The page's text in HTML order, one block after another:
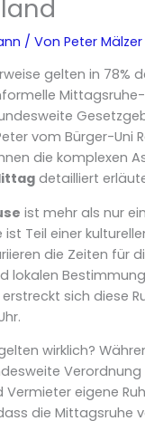
/ VonPeter Mälzer
gelten in 78%
vom Bürger-Uni
die komplexen
detailliert
ist mehr als nur
Teil einer
die Zeiten für
lokalen
sich diese
wirklich?
Vermieter eigene
die Mittagsruhe